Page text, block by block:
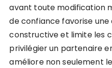
avant toute modification
de confiance favorise
constructive et limite les
privilégier un partenaire
améliore non seulement